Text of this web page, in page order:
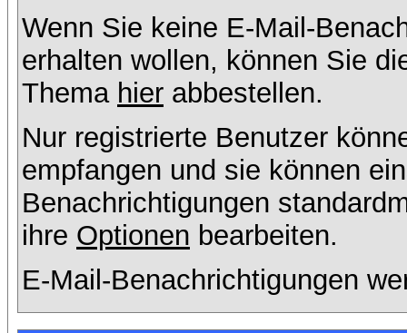
Wenn Sie keine E-Mail-
erhalten wollen, können Sie
Thema hier abbestellen.
Nur registrierte Benutzer
empfangen und sie können
Benachrichtigungen
ihre Optionen bearbeiten.
E-Mail-Benachrichtigungen